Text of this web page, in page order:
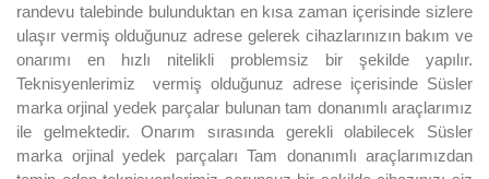
randevu talebinde bulunduktan en kısa zaman içerisinde sizlere
ulaşır vermiş olduğunuz adrese gelerek cihazlarınızın bakım ve
onarımı en hızlı nitelikli problemsiz bir şekilde yapılır.
Teknisyenlerimiz vermiş olduğunuz adrese içerisinde Süsler
marka orjinal yedek parçalar bulunan tam donanımlı araçlarımız
ile gelmektedir. Onarım sırasında gerekli olabilecek Süsler
marka orjinal yedek parçaları Tam donanımlı araçlarımızdan